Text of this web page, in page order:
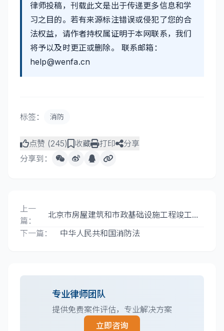
律师投稿，刊载此文是出于传递更多信息和学
习之目的。若有来源标注错误或侵犯了您的合
法权益，请作者持权属证明于本网联系，我们
将予以及时更正或删除。 联系邮箱：
help@wenfa.cn
标签： 消防
点赞 (245) 收藏 打印
分享
分享到：
上一
篇：
北京市房屋建筑和市政基础设施工程竣工联
合验收管理暂行办法
下一篇： 中华人民共和国消防法
专业律师团队
提供免费案件评估，专业解决方案
立即咨询